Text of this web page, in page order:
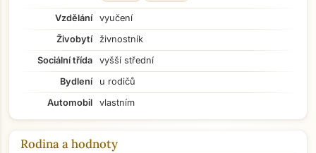
Vzdělání
vyučení
Živobytí
živnostník
Sociální třída
vyšší střední
Bydlení
u rodičů
Automobil
vlastním
Rodina a hodnoty